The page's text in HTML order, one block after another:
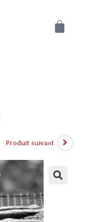
Produit suivant